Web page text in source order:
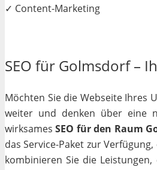
✓ Content-Marketing
SEO für Golmsdorf –
Möchten Sie die Webseite Ihres
weiter und denken über eine
wirksamesSEO für den Raum
das Service-Paket zur
kombinieren Sie die